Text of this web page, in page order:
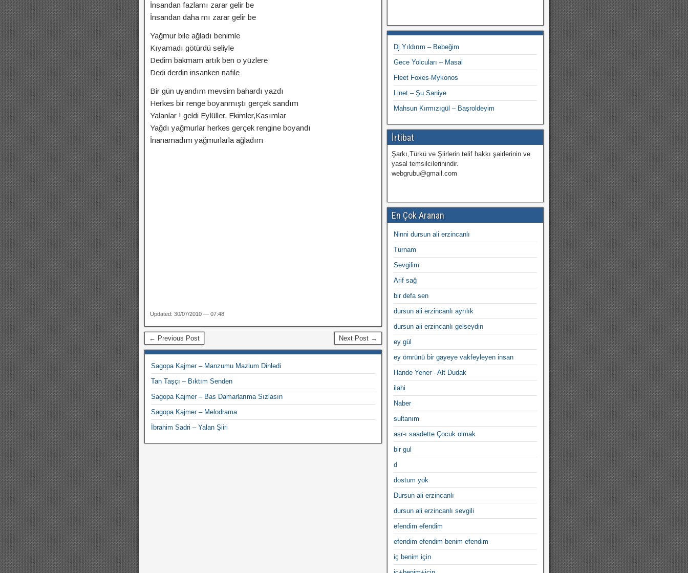
İnsandan fazlamı zarar gelir be
İnsandan daha mı zarar gelir be
Yağmur bile ağladı benimle
Kıyamadı götürdü seliyle
Dedim bakmam artık ben o yüzlere
Dedi derdin insanken nafile
Bir gün uyandım mevsim bahardı yazdı
Herkes bir renge boyanmıştı gerçek sandım
Yalanlar ! geldi Eylüller, Ekimler,Kasımlar
Yağdı yağmurlar herkes gerçek rengine boyandı
İnanamadım yağmurlarla ağladım
Updated: 30/07/2010 — 07:48
← Previous Post Next Post →
Sagopa Kajmer – Manzumu Mazlum Dinledi
Tan Taşçı – Bıktım Senden
Sagopa Kajmer – Bas Damarlarıma Sızlasın
Sagopa Kajmer – Melodrama
İbrahim Sadri – Yalan Şiiri
Dj Yıldırım – Bebeğim
Gece Yolcuları – Masal
Fleet Foxes-Mykonos
Linet – Şu Saniye
Mahsun Kırmızıgül – Başroldeyim
İrtibat
Şarkı,Türkü ve Şiirlerin telif hakkı şairlerinin ve
yasal temsilcilerinindir.
webgrubu@gmail.com
En Çok Aranan
Ninni dursun ali erzincanlı
Turnam
Sevgilim
Arif sağ
bir defa sen
dursun ali erzincanlı ayrılık
dursun ali erzincanlı gelseydin
ey gül
ey ömrünü bir gayeye vakfeyleyen insan
Hande Yener - Alt Dudak
ilahi
Naber
sultanım
asr-ı saadette Çocuk olmak
bir gul
d
dostum yok
Dursun ali erzincanlı
dursun ali erzincanlı sevgili
efendim efendim
efendim efendim benim efendim
iç benim için